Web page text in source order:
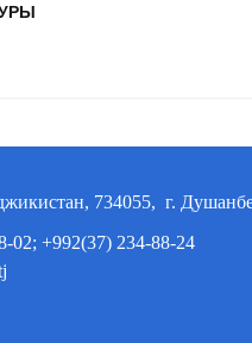
734055, г.
02; +992(37) 234-88-24